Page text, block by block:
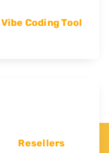
Vibe Coding Tool
Resellers